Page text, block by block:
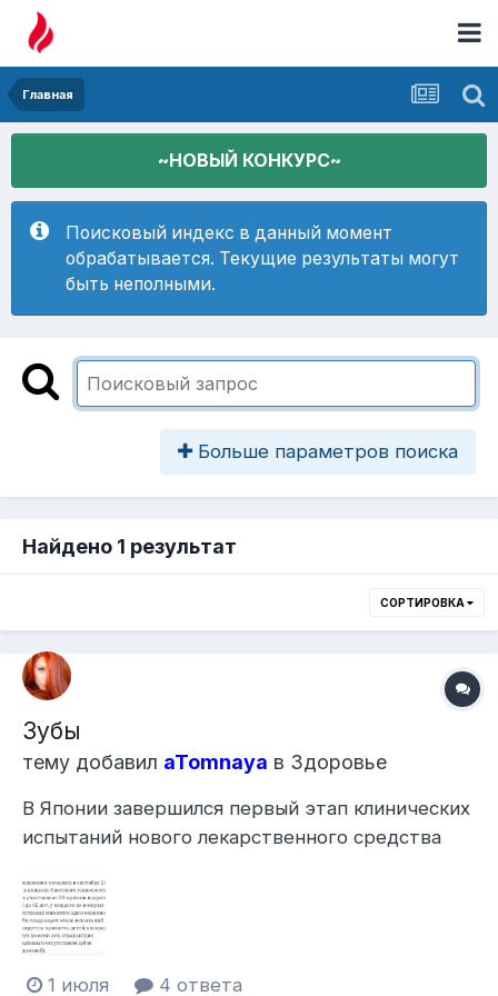
Главная
~НОВЫЙ КОНКУРС~
Поисковый индекс в данный момент
обрабатывается. Текущие результаты могут
быть неполными.
Больше параметров поиска
Найдено 1 результат
СОРТИРОВКА
Зубы
тему добавил aTomnaya в Здоровье
В Японии завершился первый этап клинических
испытаний нового лекарственного средства
роста зубов
1 июля 4 ответа